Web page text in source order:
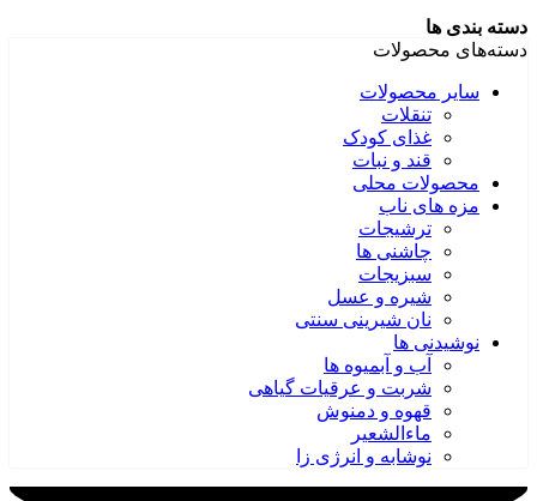
دسته بندی ها
دسته‌های محصولات
سایر محصولات
تنقلات
غذای کودک
قند و نبات
محصولات محلی
مزه های ناب
ترشیجات
چاشنی ها
سبزیجات
شیره و عسل
نان شیرینی سنتی
نوشیدنی ها
آب و آبمیوه ها
شربت و عرقیات گیاهی
قهوه و دمنوش
ماءالشعیر
نوشابه و انرژی زا